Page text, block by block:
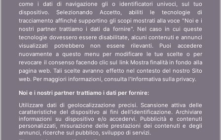
Chi siamo?
Contatto
Pubblicità
Affiliazione
Partner
Stampa
informazioni per i clienti
art 45 LSA
Protezione dei dati
Informazioni giuridiche
Mappa del sito
LINGUA
FR IT
come i dati di navigazione gli o identificatori univoci, sul tuo
dispositivo. Selezionando Accetto, abiliti le tecnologie di
tracciamento affinché supportino gli scopi mostrati alla voce "Noi e i
nostri partner trattiamo i dati da fornire". Nel caso in cui queste
tecnologie dovessero essere disabilitate, alcuni contenuti e annunci
visualizzati potrebbero non essere rilevanti. Puoi accedere
nuovamente a questo menu per modificare le tue scelte o per
revocare il consenso facendo clic sul link Mostra finalità in fondo alla
pagina web. Tali scelte avranno effetto nel contesto del nostro Sito
web. Per maggiori informazioni, consulta l'Informativa sulla privacy.
Noi e i nostri partner trattiamo i dati per fornire:
Utilizzare dati di geolocalizzazione precisi. Scansione attiva delle
caratteristiche del dispositivo ai fini dell’identificazione. Archiviare
informazioni su dispositivo e/o accedervi. Pubblicità e contenuti
personalizzati, misurazione delle prestazioni dei contenuti e degli
annunci, ricerche sul pubblico, sviluppo di servizi.